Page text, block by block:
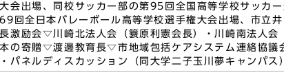
会出場、同校サッカー部の第95回全国高等学校サッカ
回全日本バレーボール高等学校選手権大会出場、市立
激励会▽川崎北法人会（簔原利憲会長）・川崎南法人会
の寄贈▽渡邊教育長▽市地域包括ケアシステム連絡協
パネルディスカッション（同大学二子玉川夢キャンパス